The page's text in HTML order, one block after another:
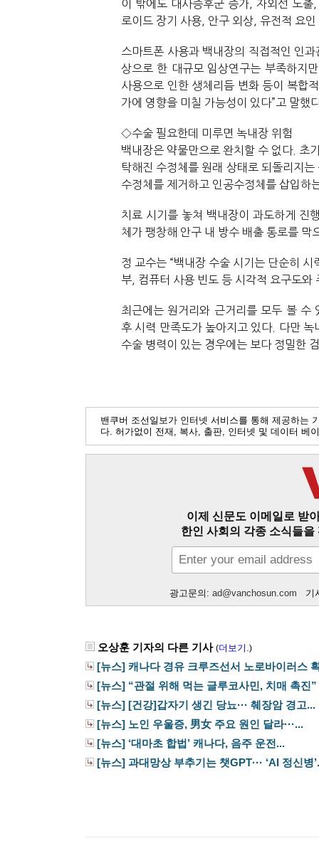
이 밖에도 대사증후군 증가, 자외선 노
로이드 장기 사용, 안구 외상, 유전적 요
스마트폰 사용과 백내장의 직접적인 인
상으로 한 대규모 임상연구는 부족하지
사용으로 인한 생체리듬 변화 등이 복합
가에 영향을 미칠 가능성이 있다”고 말했
◇수술 필요한데 미루면 녹내장 위험
백내장은 약물만으로 완치할 수 없다. 초
탁해진 수정체를 원래 상태로 되돌리지
수정체를 제거하고 인공수정체를 삽입하
치료 시기를 놓쳐 백내장이 과도하게 진
체가 팽창해 안구 내 방수 배출 통로를 막
정 교수는 “백내장 수술 시기는 단순히
부, 컴퓨터 사용 빈도 등 시각적 요구도와
최근에는 원거리와 근거리를 모두 볼 수
후 시력 만족도가 높아지고 있다. 다만
수술 병력이 있는 경우에는 보다 정밀한
밴쿠버 조선일보가 인터넷 서비스를 통해 제공하는
다. 허가없이 전재, 복사, 출판, 인터넷 및 데이터 베
이제 신문도 이메일로 받
한인 사회의 각종 소식들
광고문의: ad@vanchosun.com 기
오상훈 기자의 다른 기사 (더보기.)
[뉴스] 캐나다 경유 크루즈선서 노로바이러스
[뉴스] “관절 위해 먹는 글루코사민, 치매 촉진”
[뉴스] [건강]갑자기 생긴 당뇨··· 췌장암 경고...
[뉴스] 노인 우울증, 男女 주요 원인 달라···...
[뉴스] ‘대마초 합법’ 캐나다, 음주 운전...
[뉴스] 과대망상 부추기는 챗GPT··· ‘AI 정신병